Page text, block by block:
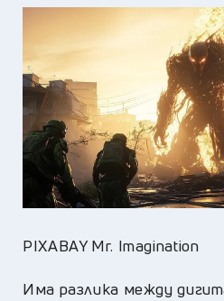
PIXABAY Mr. Imagination
Има разлика между